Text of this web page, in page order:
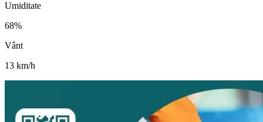
Umiditate
68%
Vânt
13 km/h